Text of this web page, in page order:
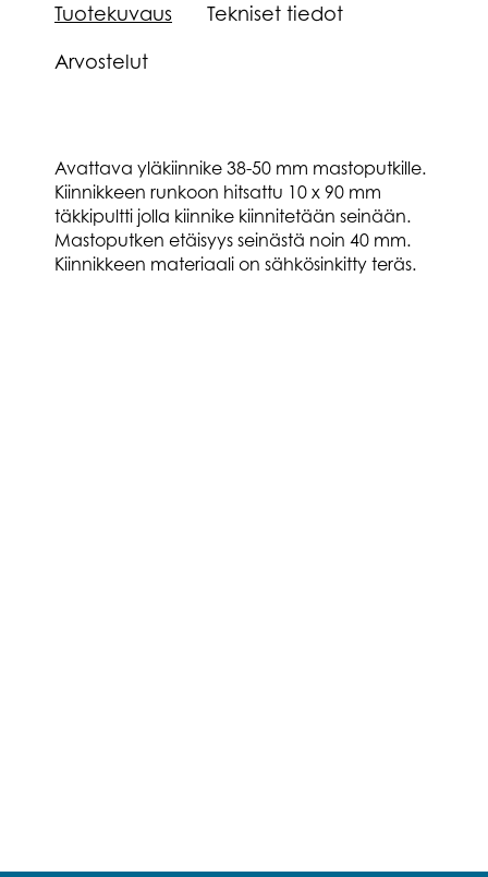
Tuotekuvaus
Tekniset tiedot
Arvostelut
Avattava yläkiinnike 38-50 mm mastoputkille.
Kiinnikkeen runkoon hitsattu 10 x 90 mm
täkkipultti jolla kiinnike kiinnitetään seinään.
Mastoputken etäisyys seinästä noin 40 mm.
Kiinnikkeen materiaali on sähkösinkitty teräs.